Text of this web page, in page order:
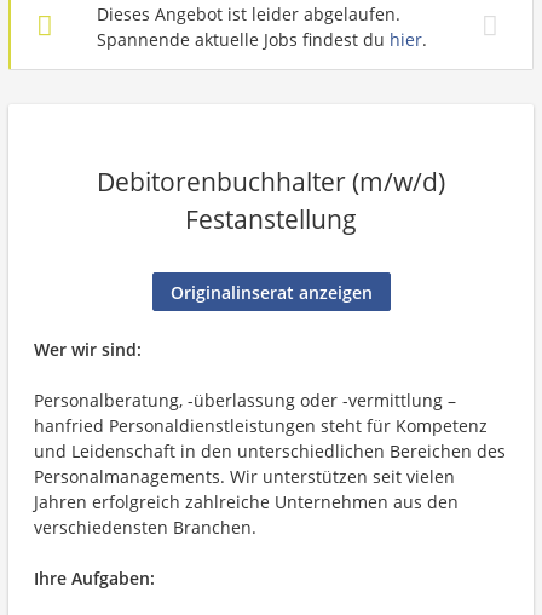
Dieses Angebot ist leider abgelaufen.
Spannende aktuelle Jobs findest du hier.
Debitorenbuchhalter (m/w/d)
Festanstellung
Originalinserat anzeigen
Wer wir sind:
Personalberatung, -überlassung oder -vermittlung –
hanfried Personaldienstleistungen steht für Kompetenz
und Leidenschaft in den unterschiedlichen Bereichen des
Personalmanagements. Wir unterstützen seit vielen
Jahren erfolgreich zahlreiche Unternehmen aus den
verschiedensten Branchen.
Ihre Aufgaben: